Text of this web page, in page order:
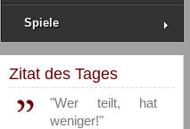
Spiele
Zitat des Tages
"Wer teilt, hat
weniger!"